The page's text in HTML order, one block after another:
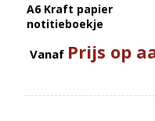
A6 Kraft papier
notitieboekje
Vanaf Prijs op